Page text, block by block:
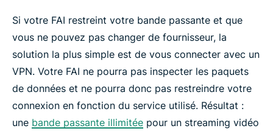
Si votre FAI restreint votre bande passante et que
vous ne pouvez pas changer de fournisseur, la
solution la plus simple est de vous connecter avec un
VPN. Votre FAI ne pourra pas inspecter les paquets
de données et ne pourra donc pas restreindre votre
connexion en fonction du service utilisé. Résultat :
une bande passante illimitée pour un streaming vidéo